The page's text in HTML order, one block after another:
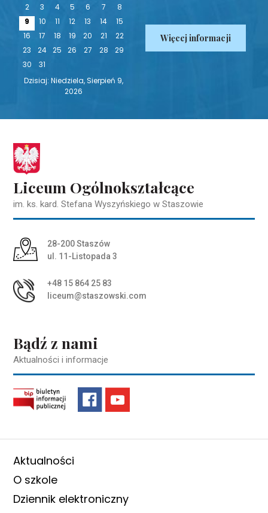
2
3 4 5 6 7
8
9
10 11 12 13 14
15
16
17 18 19 20 21
22
23
24 25 26 27 28
29
30
31
Dzisiaj: Niedziela, Sierpień 9,
2026
Więcej informacji
Liceum Ogólnokształcące
im. ks. kard. Stefana Wyszyńskiego w Staszowie
Adres pocztowy:
28-200 Staszów
ul. 11-Listopada 3
+48 15 864 25 83
liceum@staszowski.com
Bądź z nami
Aktualności i informacje
Aktualności
O szkole
Dziennik elektroniczny